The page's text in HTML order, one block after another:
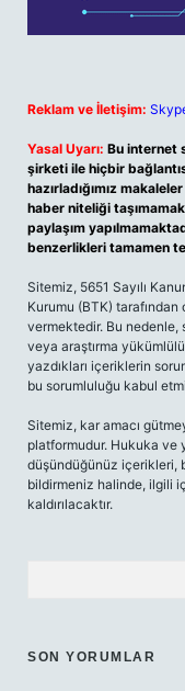
Reklam ve İletişim:
Yasal Uyarı: Bu internet
şirketi ile hiçbir
hazırladığımız
haber niteliği
paylaşım
benzerlikleri tamamen
Sitemiz, 5651 Sayılı
Kurumu (BTK) tarafından
vermektedir. Bu
veya araştırma
yazdıkları içeriklerin
bu sorumluluğu kabul
Sitemiz, kar amacı
platformudur. Hukuka ve
düşündüğünüz içerikleri,
bildirmeniz halinde, ilgili
kaldırılacaktır.
SON YORUMLAR